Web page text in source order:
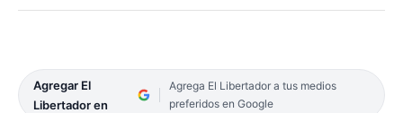
Agregar El
Libertador en
Agrega El Libertador a tus medios
preferidos en Google